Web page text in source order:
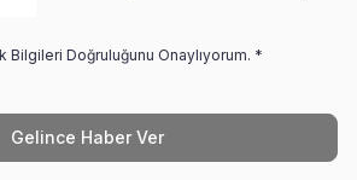
Bilgileri Doğruluğunu Onaylıyorum. *
Gelince Haber Ver